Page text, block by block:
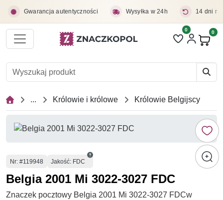
Gwarancja autentyczności Wysyłka w 24h 14 dni
Liczba pozycji
0 0
... Królowie i królowe Królowie Belgijscy
Numer
Nr: #119948 Jakość: FDC
Belgia 2001 Mi 3022-3027 FDC
Znaczek pocztowy Belgia 2001 Mi 3022-3027 FDCw